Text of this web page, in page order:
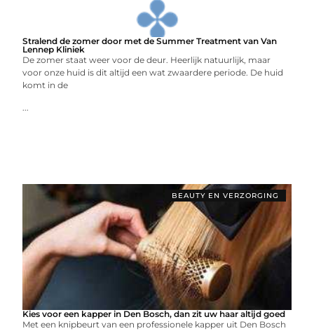
Stralend de zomer door met de Summer Treatment van Van
Lennep Kliniek
De zomer staat weer voor de deur. Heerlijk natuurlijk, maar
voor onze huid is dit altijd een wat zwaardere periode. De huid
komt in de
...
BEAUTY EN VERZORGING
Kies voor een kapper in Den Bosch, dan zit uw haar altijd goed
Met een knipbeurt van een professionele kapper uit Den Bosch